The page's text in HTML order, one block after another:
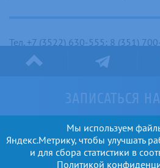
ЗАПИСАТЬСЯ
Тел. +7 (3522) 630-555; 8 (351)
kurgan@vitom.pro
г. Курган, ул. Климова, 85
Мы используем
Яндекс.Метрику, чтобы улучшать
и для сбора статистики в
Политикой